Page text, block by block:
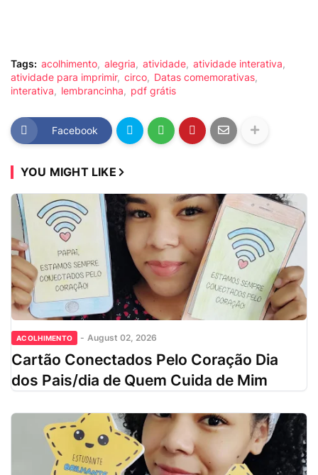
Tags: acolhimento alegria atividade atividade interativa
atividade para imprimir circo
Datas comemorativas
interativa
lembrancinha pdf grátis
Facebook
YOU MIGHT LIKE
ACOLHIMENTO - August 02, 2026
Cartão Conectados Pelo Coração Dia
dos Pais/dia de Quem Cuida de Mim